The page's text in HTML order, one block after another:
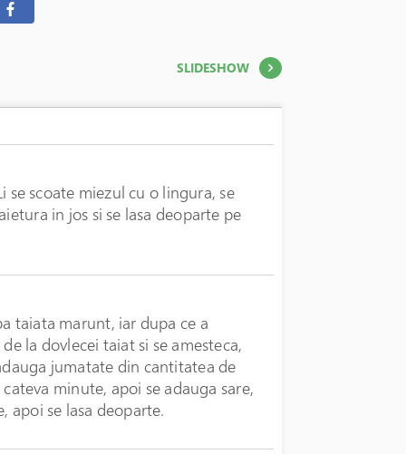
SLIDESHOW
se scoate miezul cu o lingura, se
in jos si se lasa deoparte pe
taiata marunt, iar dupa ce a
la dovlecei taiat si se amesteca,
jumatate din cantitatea de
minute, apoi se adauga sare,
apoi se lasa deoparte.